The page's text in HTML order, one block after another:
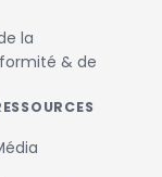
la
& de